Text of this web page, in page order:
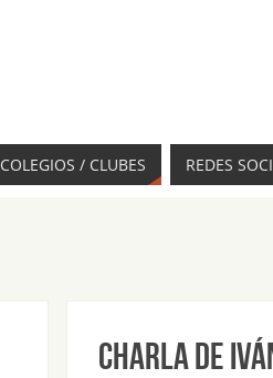
COLEGIOS / CLUBES REDES
Charla de